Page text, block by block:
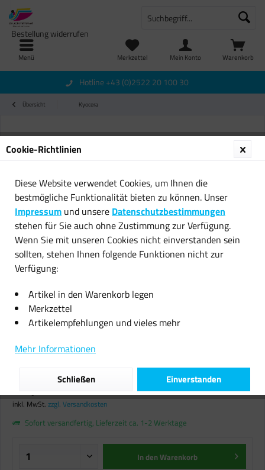
Menü Warenkorb
Merkzettel
Bestellung widerrufen
Mein Konto
Hotline +43 (0)2522 20 100 30
Übersicht Kyocera
Callmenew Toner für Kyocera TK-
1125 FS 1061 DN 1325 MFP
18,14 € *
inkl. MwSt. zzgl. Versandkosten
Sofort versandfertig, Lieferzeit ca. 1-2 Werktage
In denWarenkorb
Cookie-Richtlinien
Diese Website verwendet Cookies, um Ihnen die
bestmögliche Funktionalität bieten zu können. Unser
Impressum und unsere Datenschutzbestimmungen
stehen für Sie auch ohne Zustimmung zur Verfügung.
Wenn Sie mit unseren Cookies nicht einverstanden sein
sollten, stehen Ihnen folgende Funktionen nicht zur
Verfügung:
Artikel in den Warenkorb legen
Merkzettel
Artikelempfehlungen und vieles mehr
Mehr Informationen
Einverstanden
Schließen